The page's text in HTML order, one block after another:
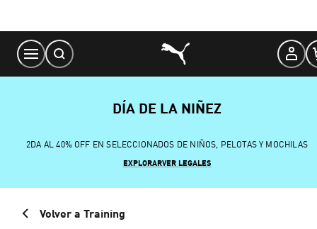
Content
DÍA DE LA NIÑEZ
2DA AL 40% OFF EN SELECCIONADOS DE NIÑOS, PELOTAS Y MOCHILAS
EXPLORARVER LEGALES
Volver a Training